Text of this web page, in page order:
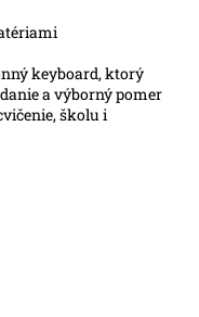
keyboard, ktorý
a výborný pomer
školu i